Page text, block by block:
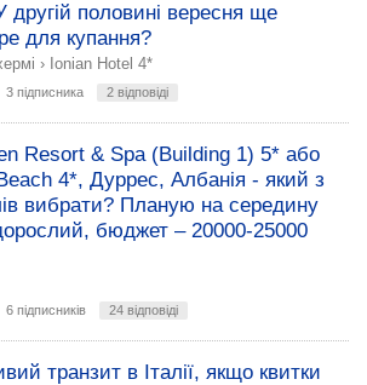
другій половині вересня ще
для купання?
› Ionian Hotel 4*
3 підписника 2 відповіді
Resort & Spa (Building 1) 5* або
4*, Дуррес, Албанія - який з
вибрати? Планую на середину
бюджет – 20000-25000
6 підписників 24 відповіді
транзит в Італії, якщо квитки